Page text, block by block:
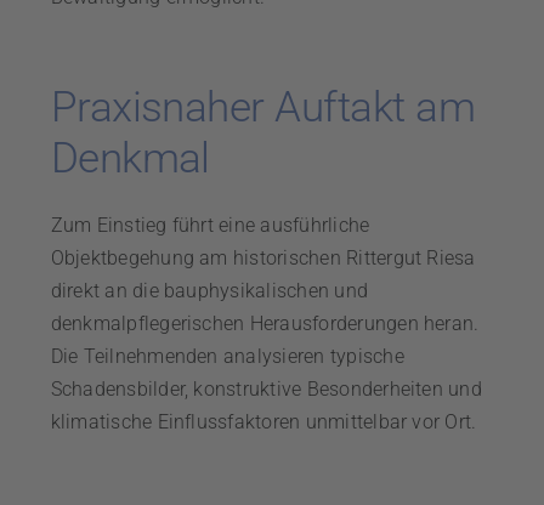
Praxisnaher Auftakt am
Denkmal
Zum Einstieg führt eine ausführliche
Objektbegehung am historischen Rittergut Riesa
direkt an die bauphysikalischen und
denkmalpflegerischen Herausforderungen heran.
Die Teilnehmenden analysieren typische
Schadensbilder, konstruktive Besonderheiten und
klimatische Einflussfaktoren unmittelbar vor Ort.